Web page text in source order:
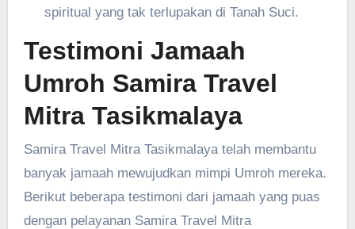
spiritual yang tak terlupakan di Tanah Suci.
Testimoni Jamaah
Umroh Samira Travel
Mitra Tasikmalaya
Samira Travel Mitra Tasikmalaya telah membantu
banyak jamaah mewujudkan mimpi Umroh mereka.
Berikut beberapa testimoni dari jamaah yang puas
dengan pelayanan Samira Travel Mitra